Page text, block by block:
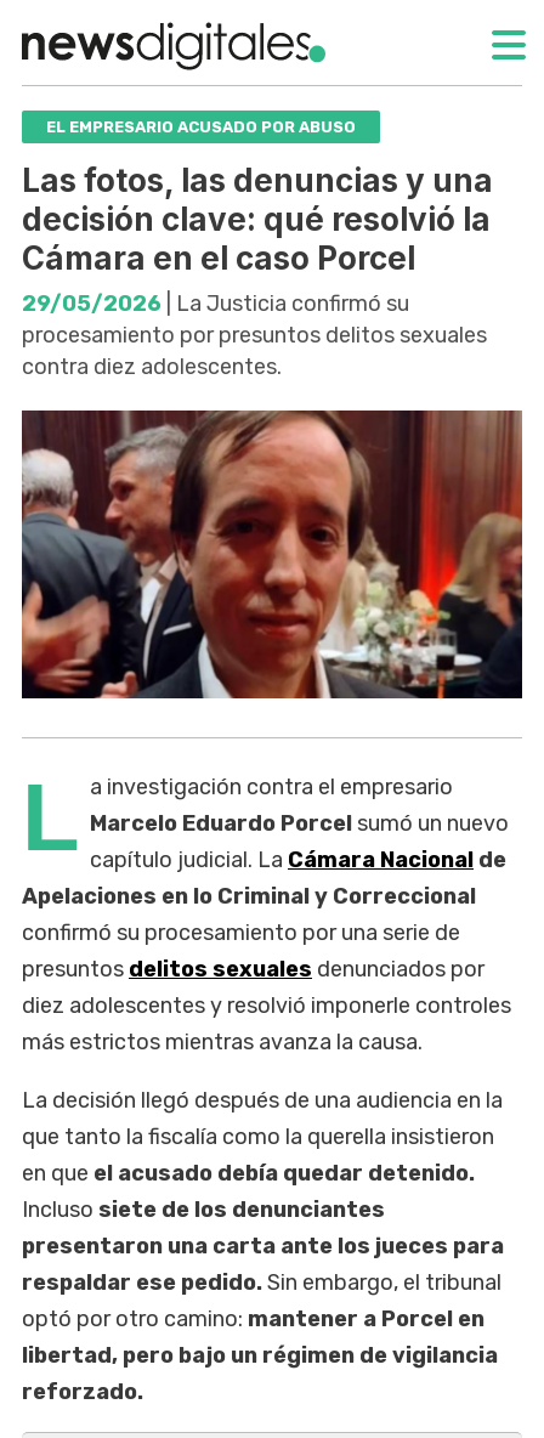
EL EMPRESARIO ACUSADO POR ABUSO
Las fotos, las denuncias y una
decisión clave: qué resolvió la
Cámara en el caso Porcel
29/05/2026 | La Justicia confirmó su
procesamiento por presuntos delitos sexuales
contra diez adolescentes.
L a investigación contra el empresario
Marcelo Eduardo Porcel sumó un nuevo
capítulo judicial. La Cámara Nacional de
Apelaciones en lo Criminal y Correccional
confirmó su procesamiento por una serie de
presuntos delitos sexuales denunciados por
diez adolescentes y resolvió imponerle controles
más estrictos mientras avanza la causa.
La decisión llegó después de una audiencia en la
que tanto la fiscalía como la querella insistieron
en que el acusado debía quedar detenido.
Incluso siete de los denunciantes
presentaron una carta ante los jueces para
respaldar ese pedido.Sin embargo, el tribunal
optó por otro camino: mantener a Porcel en
libertad, pero bajo un régimen de vigilancia
reforzado.